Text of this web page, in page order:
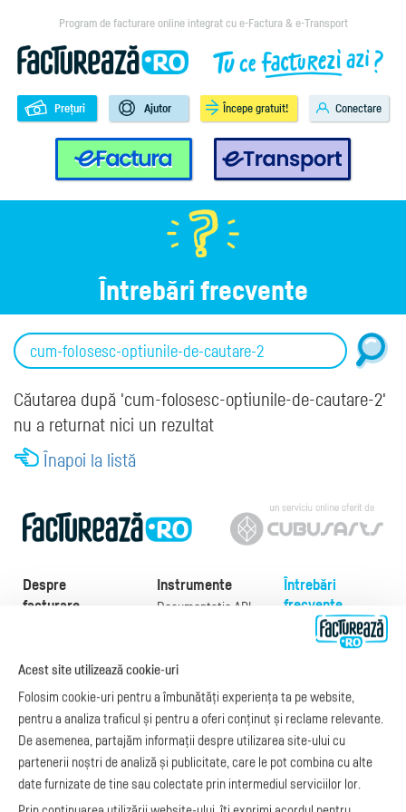
Program de facturare online integrat cu e-Factura & e-Transport
e-Factura e-Transport
Prețuri Ajutor Începe gratuit! Conectare
Întrebări frecvente
Căutarea după 'cum-folosesc-optiunile-de-cautare-2'
nu a returnat nici un rezultat
Înapoi la listă
Despre
facturare
Exemple de facturi
Model factură
Manual de
facturare
Legislaţie facturi
Facturare online
blog.factureaza.ro
Instrumente
Documentație API
e-Factura B2C
API e-Factura
e-Transport
Integrare Stripe
Integrare
SmartFintech
Integrare PrestaShop
Întrebări
frecvente
Despre noi
Acest site utilizează cookie-uri
Folosim cookie-uri pentru a îmbunătăți experiența ta pe website,
pentru a analiza traficul și pentru a oferi conținut și reclame relevante.
De asemenea, partajăm informații despre utilizarea site-ului cu
partenerii noștri de analiză și publicitate, care le pot combina cu alte
date furnizate de tine sau colectate prin intermediul serviciilor lor.